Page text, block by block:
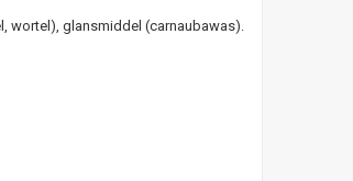
wortel), glansmiddel (carnaubawas).